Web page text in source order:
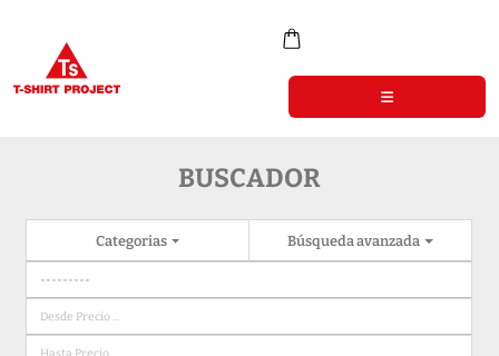
BUSCADOR
Categorias Búsqueda avanzada